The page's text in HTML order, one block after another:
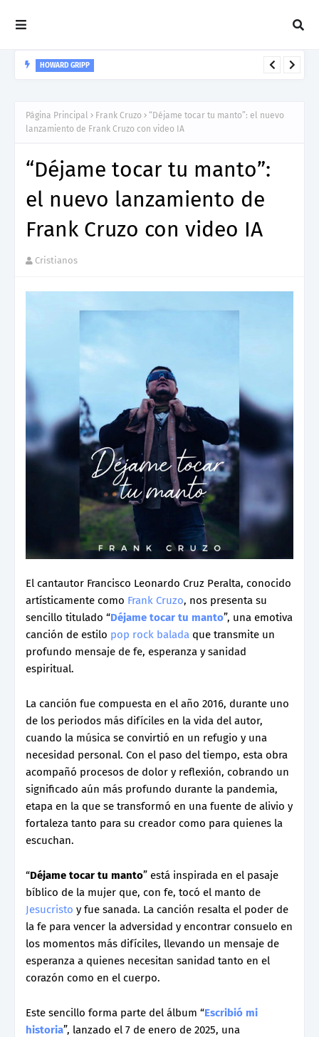
HOWARD GRIPP
Página Principal Frank Cruzo
“Déjame tocar tu manto”: el nuevo
lanzamiento de Frank Cruzo con video IA
“Déjame tocar tu manto”:
el nuevo lanzamiento de
Frank Cruzo con video IA
Cristianos
El cantautor Francisco Leonardo Cruz Peralta, conocido
artísticamente como Frank Cruzo, nos presenta su
sencillo titulado “Déjame tocar tu manto”, una emotiva
canción de estilo pop rock balada que transmite un
profundo mensaje de fe, esperanza y sanidad
espiritual.
La canción fue compuesta en el año 2016, durante uno
de los periodos más difíciles en la vida del autor,
cuando la música se convirtió en un refugio y una
necesidad personal. Con el paso del tiempo, esta obra
acompañó procesos de dolor y reflexión, cobrando un
significado aún más profundo durante la pandemia,
etapa en la que se transformó en una fuente de alivio y
fortaleza tanto para su creador como para quienes la
escuchan.
“Déjame tocar tu manto” está inspirada en el pasaje
bíblico de la mujer que, con fe, tocó el manto de
Jesucristo y fue sanada. La canción resalta el poder de
la fe para vencer la adversidad y encontrar consuelo en
los momentos más difíciles, llevando un mensaje de
esperanza a quienes necesitan sanidad tanto en el
corazón como en el cuerpo.
Este sencillo forma parte del álbum “Escribió mi
historia”, lanzado el 7 de enero de 2025, una